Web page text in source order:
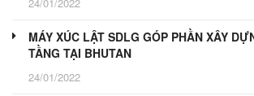
MÁY XÚC LẬT SDLG GÓP PHẦN XÂY
TẦNG TẠI BHUTAN
24/01/2022